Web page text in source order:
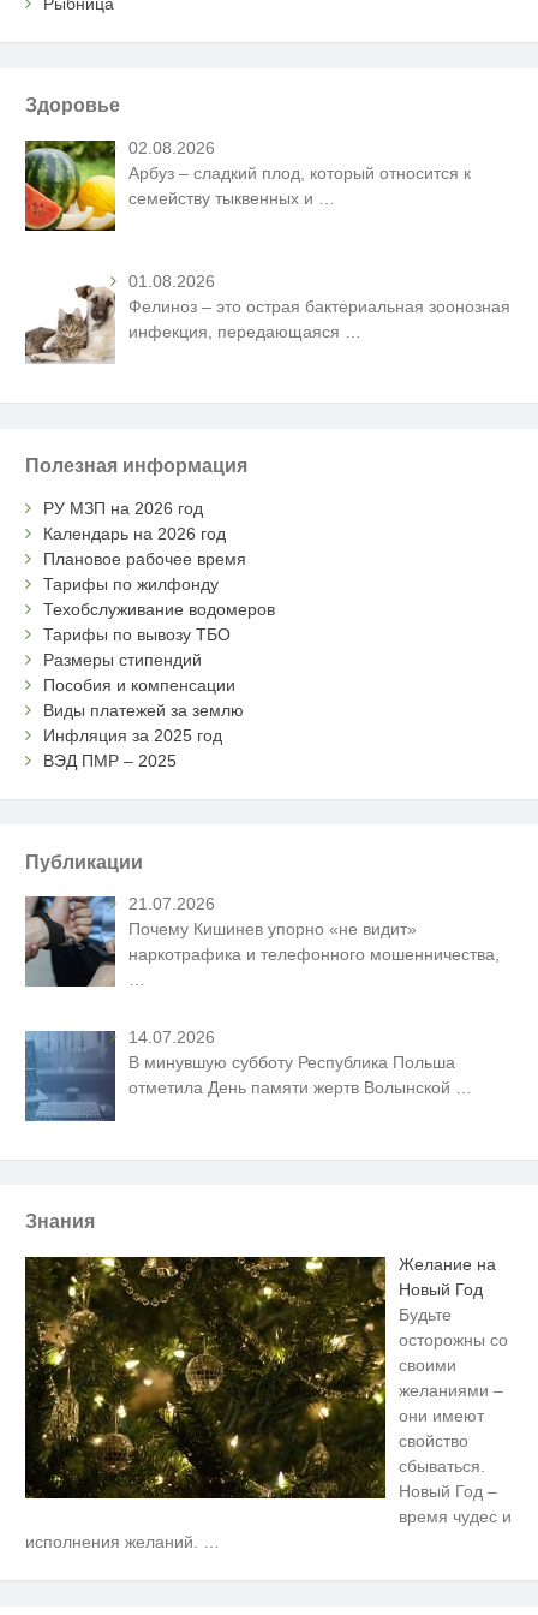
Здоровье
02.08.2026
Арбуз – сладкий плод, который относится к
семейству тыквенных и
01.08.2026
Фелиноз – это острая бактериальная зоонозная
инфекция, передающаяся
Полезная информация
РУ МЗП на 2026 год
Календарь на 2026 год
Плановое рабочее время
Тарифы по жилфонду
Техобслуживание водомеров
Тарифы по вывозу ТБО
Размеры стипендий
Пособия и компенсации
Виды платежей за землю
Инфляция за 2025 год
ВЭД ПМР – 2025
Публикации
21.07.2026
Почему Кишинев упорно «не видит»
наркотрафика и телефонного мошенничества,
14.07.2026
В минувшую субботу Республика Польша
отметила День памяти жертв Волынской …
Знания
Желание на
Новый Год
Будьте
осторожны со
своими
желаниями –
они имеют
свойство
сбываться.
Новый Год –
время чудес и
исполнения желаний.Крыма: Что люди вытворяют,